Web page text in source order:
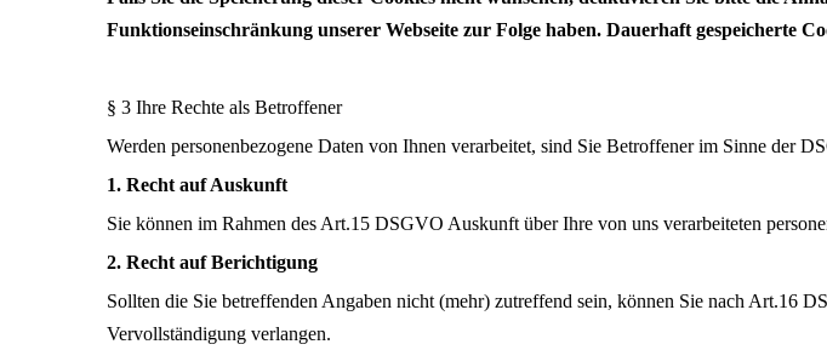
Funktionseinschränkung unserer Webseite zur Folge haben. Dauerhaft gespeicherte
§ 3 Ihre Rechte als Betroffener
Werden personenbezogene Daten von Ihnen verarbeitet, sind Sie Betroffener im Sinne der
1. Recht auf Auskunft
Sie können im Rahmen des Art.15 DSGVO Auskunft über Ihre von uns verarbeiteten
2. Recht auf Berichtigung
Sollten die Sie betreffenden Angaben nicht (mehr) zutreffend sein, können Sie nach Art.16
Vervollständigung verlangen.